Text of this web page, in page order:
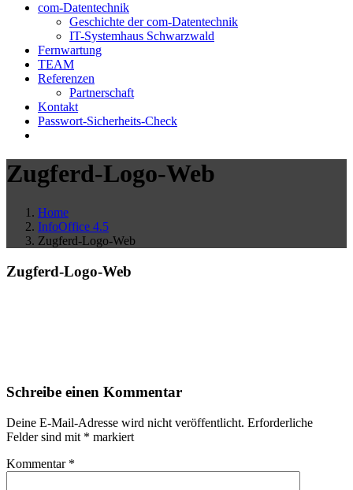
com-Datentechnik
Geschichte der com-Datentechnik
IT-Systemhaus Schwarzwald
Fernwartung
TEAM
Referenzen
Partnerschaft
Kontakt
Passwort-Sicherheits-Check
Zugferd-Logo-Web
Home
InfoOffice 4.5
Zugferd-Logo-Web
Zugferd-Logo-Web
Schreibe einen Kommentar
Deine E-Mail-Adresse wird nicht veröffentlicht. Erforderliche
Felder sind mit * markiert
Kommentar *